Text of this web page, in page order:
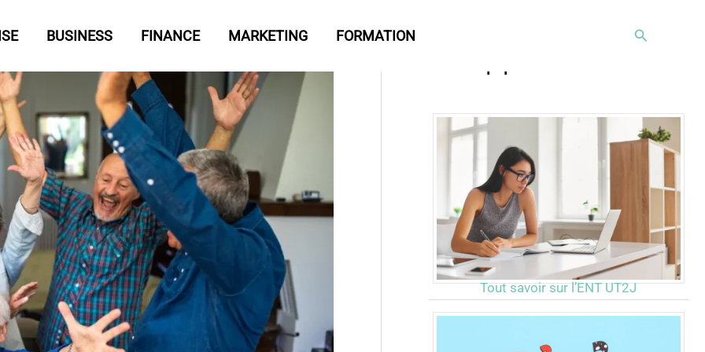
BUSINESS FINANCE MARKETING FORMATION Rechercher
Tout savoir sur l’ENT UT2J